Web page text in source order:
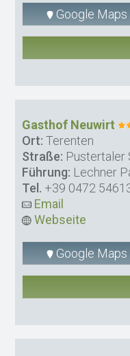
Google Maps
Gasthof Neuwirt
Ort: Terenten
Straße: Pustertaler
Führung: Lechner
Tel. +39 0472
Email
Webseite
Google Maps